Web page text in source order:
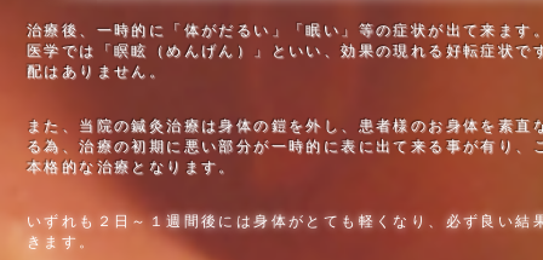
治療後、一時的に「体がだるい」「眠い」等の症状が出て来ます
医学では「瞑眩（めんげん）」といい、効果の現れる好転症状で
配はありません。
また、当院の鍼灸治療は身体の鎧を外し、患者様のお身体を素直
る為、治療の初期に悪い部分が一時的に表に出て来る事が有り、
本格的な治療となります。
いずれも２日～１週間後には身体がとても軽くなり、必ず良い結
きます。